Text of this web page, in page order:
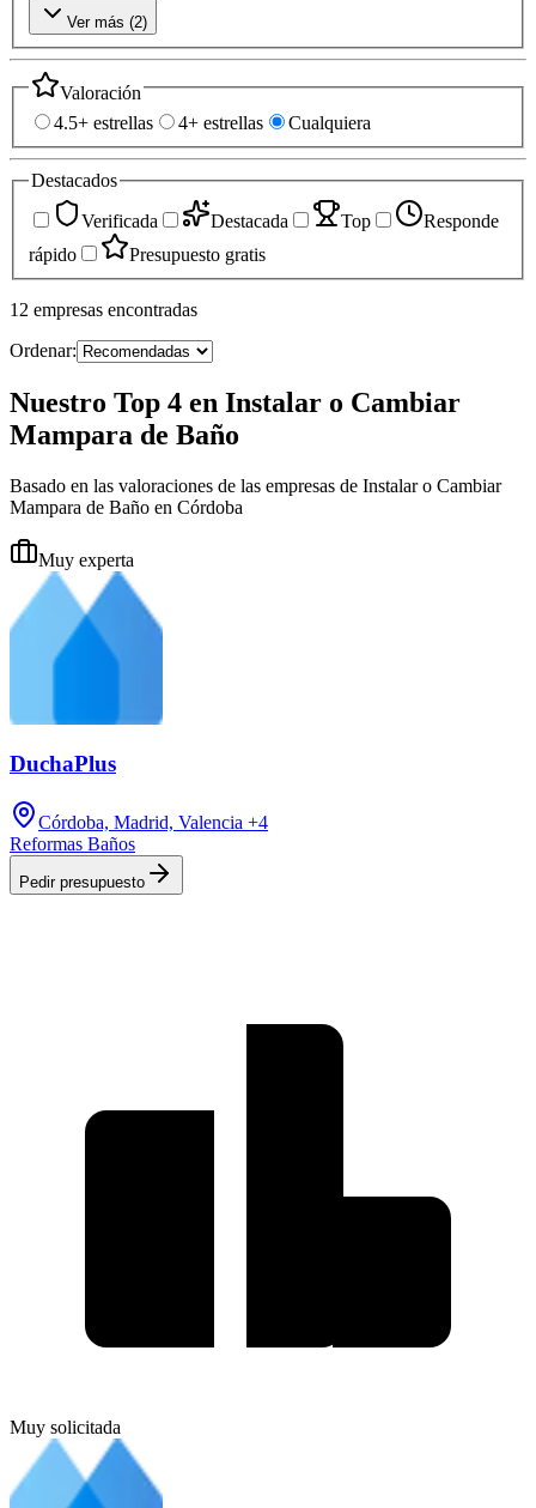
Ver más (2)
Valoración
4.5+ estrellas
4+ estrellas Cualquiera
Destacados
Verificada
Destacada Top
Responde
rápido
Presupuesto gratis
12 empresas encontradas
Ordenar:
Nuestro Top 4 en Instalar o Cambiar
Mampara de Baño
Basado en las valoraciones de las empresas de Instalar o Cambiar
Mampara de Baño en Córdoba
Muy experta
DuchaPlus
Córdoba, Madrid, Valencia +4
Reformas Baños
Pedir presupuesto
Muy solicitada